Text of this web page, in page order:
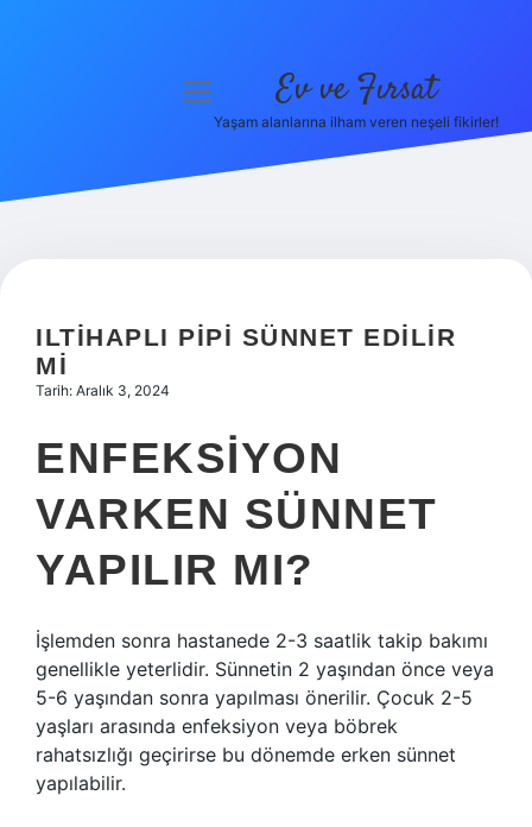
Hakkımızda
menüyü
Ev ve Fırsat
Yaşam alanlarına ilham veren neşeli fikirler!
ILTIHAPLI PIPI SÜNNET EDILIR
MI
Tarih: Aralık 3, 2024
ENFEKSIYON
VARKEN SÜNNET
YAPILIR MI?
İşlemden sonra hastanede 2-3 saatlik takip bakımı
genellikle yeterlidir. Sünnetin 2 yaşından önce veya
5-6 yaşından sonra yapılması önerilir. Çocuk 2-5
yaşları arasında enfeksiyon veya böbrek
rahatsızlığı geçirirse bu dönemde erken sünnet
yapılabilir.